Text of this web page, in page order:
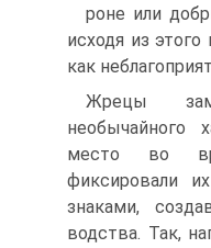
роне или
исходя из этого
как
Жрецы
необычайного
место во
фиксировали
знаками,
водства. Так,